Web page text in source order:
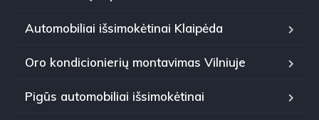
Automobiliai išsimokėtinai Klaipėda
Oro kondicionierių montavimas Vilniuje
Pigūs automobiliai išsimokėtinai